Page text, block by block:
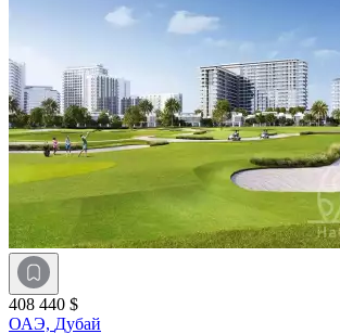
408 440 $
ОАЭ, Дубай